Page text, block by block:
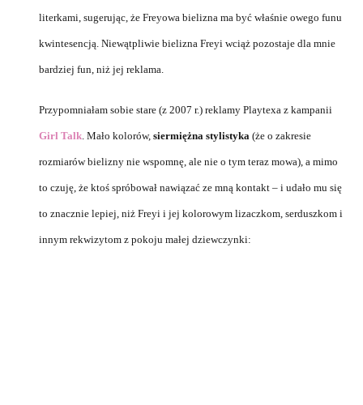
literkami, sugerując, że Freyowa bielizna ma być właśnie owego funu
kwintesencją. Niewątpliwie bielizna Freyi wciąż pozostaje dla mnie
bardziej fun, niż jej reklama.
Przypomniałam sobie stare (z 2007 r.) reklamy Playtexa z kampanii
Girl Talk. Mało kolorów, siermiężna stylistyka(że o zakresie
rozmiarów bielizny nie wspomnę, ale nie o tym teraz mowa), a mimo
to czuję, że ktoś spróbował nawiązać ze mną kontakt – i udało mu się
to znacznie lepiej, niż Freyi i jej kolorowym lizaczkom, serduszkom i
innym rekwizytom z pokoju małej dziewczynki: